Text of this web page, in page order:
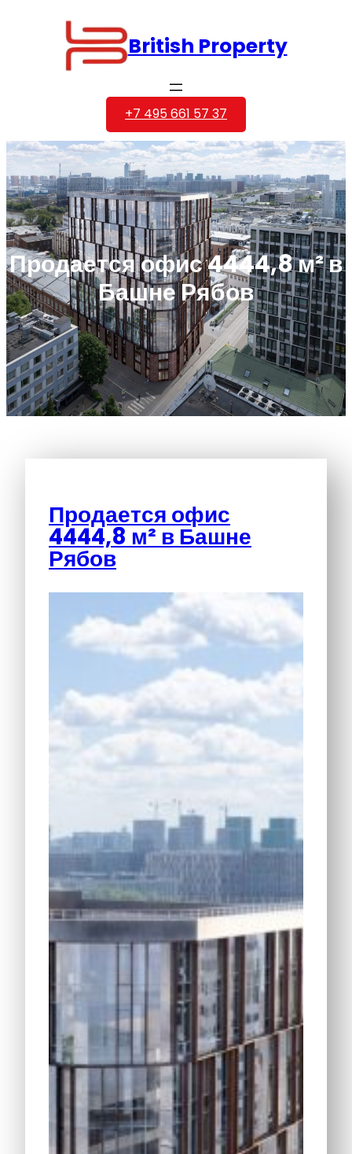
содержимому
British Property
+7 495 661 57 37
Продается офис 4444,8 м² в
Башне Рябов
Продается офис
4444,8 м² в Башне
Рябов